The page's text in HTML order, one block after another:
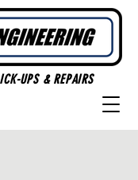
UPS & REPAIRS